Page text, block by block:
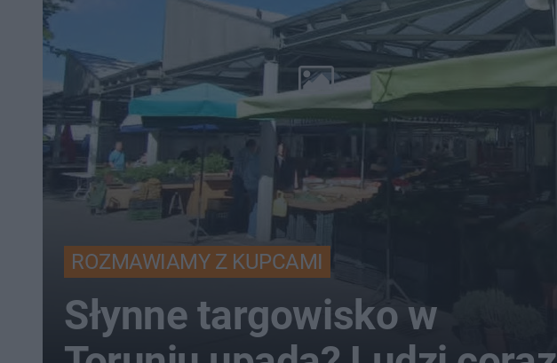
ROZMAWIAMY Z KUPCAMI
Słynne targowisko w